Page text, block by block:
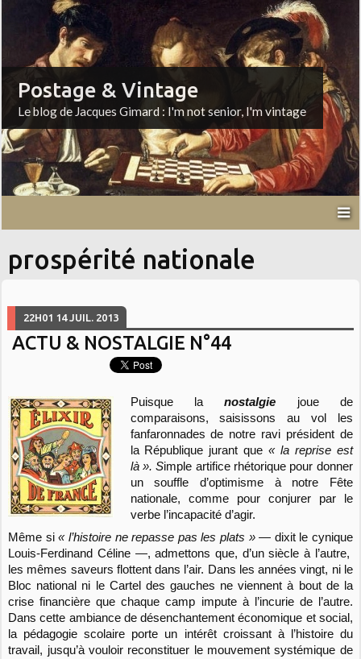
Postage & Vintage
Le blog de Jacques Gimard : I'm not senior, I'm vintage
prospérité nationale
22H01 14 JUIL. 2013
ACTU & NOSTALGIE N°44
Puisque lanostalgie joue de
comparaisons, saisissons au vol les
fanfaronnades de notre ravi président de
la République jurant que« la reprise est
là ». Simple artifice rhétorique pour donner
un souffle d’optimisme à notre Fête
nationale, comme pour conjurer par le
verbe l’incapacité d’agir.
Même si« l’histoire ne repasse pas les plats »— dixit le cynique
Louis-Ferdinand Céline —, admettons que, d’un siècle à l’autre,
les mêmes saveurs flottent dans l’air. Dans les années vingt, ni le
Bloc national ni le Cartel des gauches ne viennent à bout de la
crise financière que chaque camp impute à l’incurie de l’autre.
Dans cette ambiance de désenchantement économique et social,
la pédagogie scolaire porte un intérêt croissant à l’histoire du
travail, jusqu’à vouloir reconstituer le mouvement systémique de